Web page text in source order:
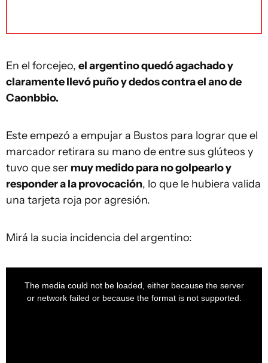
En el forcejeo, el argentino quedó agachado y
claramente llevó puño y dedos contra el ano de
Caonbbio.
Este empezó a empujar a Bustos para lograr que el
marcador retirara su mano de entre sus glúteos y
tuvo que ser muy medido para no golpearlo y
responder a la provocación, lo que le hubiera valida
una tarjeta roja por agresión.
Mirá la sucia incidencia del argentino:
The media could not be loaded, either because the server
or network failed or because the format is not supported.